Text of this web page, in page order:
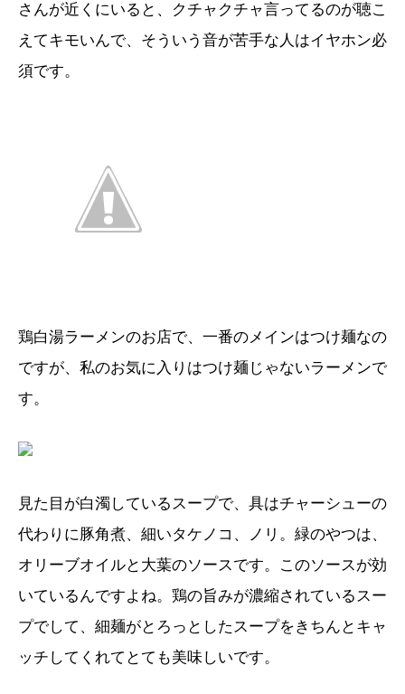
さんが近くにいると、クチャクチャ言ってるのが聴こ
えてキモいんで、そういう音が苦手な人はイヤホン必
須です。
鶏白湯ラーメンのお店で、一番のメインはつけ麺なの
ですが、私のお気に入りはつけ麺じゃないラーメンで
す。
見た目が白濁しているスープで、具はチャーシューの
代わりに豚角煮、細いタケノコ、ノリ。緑のやつは、
オリーブオイルと大葉のソースです。このソースが効
いているんですよね。鶏の旨みが濃縮されているスー
プでして、細麺がとろっとしたスープをきちんとキャ
ッチしてくれてとても美味しいです。